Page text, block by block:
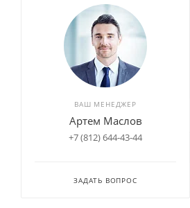
ВАШ МЕНЕДЖЕР
Артем Маслов
+7 (812) 644-43-44
ЗАДАТЬ ВОПРОС